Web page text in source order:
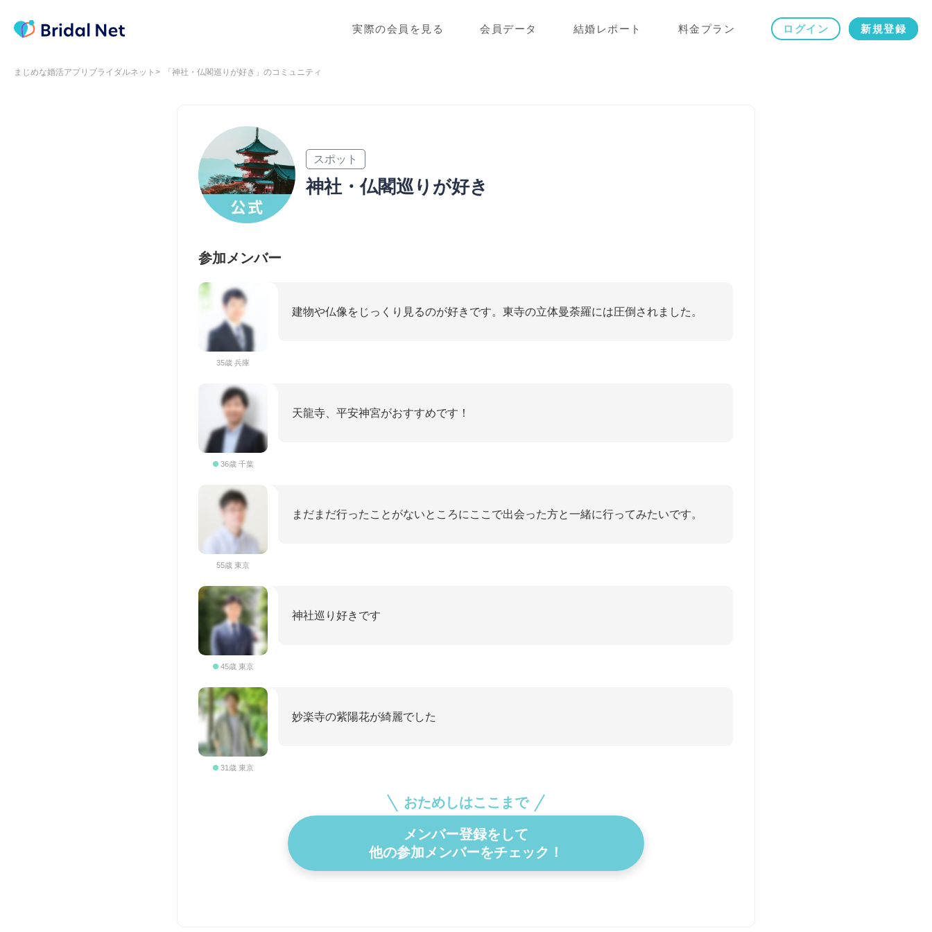
実際の会員を見る 会員データ 結婚レポート 料金プラン ログイン 新規登録
まじめな婚活アプリブライダルネット 「神社・仏閣巡りが好き」のコミュニティ
スポット
神社・仏閣巡りが好き
参加メンバー
35歳 兵庫
建物や仏像をじっくり見るのが好きです。東寺の立体曼荼羅には圧倒されました。
36歳 千葉
天龍寺、平安神宮がおすすめです！
55歳 東京
まだまだ行ったことがないところにここで出会った方と一緒に行ってみたいです。
45歳 東京
神社巡り好きです
31歳 東京
妙楽寺の紫陽花が綺麗でした
おためしはここまで
メンバー登録をして
他の参加メンバーをチェック！